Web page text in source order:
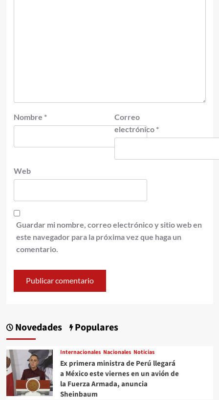
Nombre *
Correo
electrónico *
Web
Guardar mi nombre, correo electrónico y sitio web en
este navegador para la próxima vez que haga un
comentario.
Novedades Populares
Internacionales Nacionales Noticias
Ex primera ministra de Perú llegará
a México este viernes en un avión de
la Fuerza Armada, anuncia
Sheinbaum